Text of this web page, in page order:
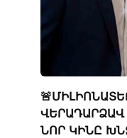
ՎԵՐԱԴԱՐՁԱՎ
ՆՈՐ ԿԻՆԸ